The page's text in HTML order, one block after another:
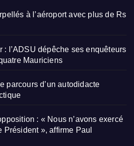
à l’aéroport avec plus de Rs
: l’ADSU dépêche ses enquêteurs
Mauriciens
parcours d’un autodidacte
: « Nous n’avons exercé
», affirme Paul